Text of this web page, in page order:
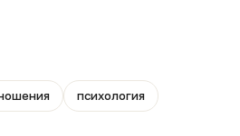
психология